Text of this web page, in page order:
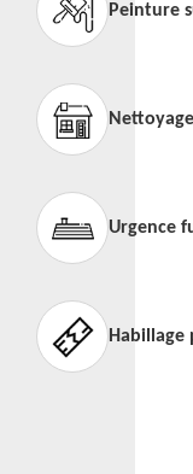
Peinture
Urgence
Habillage